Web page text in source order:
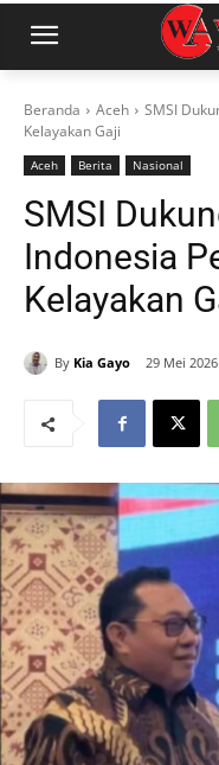
Beranda Aceh
SMSI
Kelayakan Gaji
Aceh Berita Nasional
SMSI
Indonesia
Kelayakan
By Kia Gayo 29 Mei 2026